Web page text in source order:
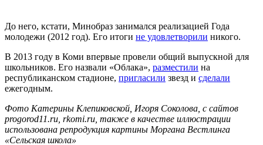
До него, кстати, Минобраз занимался реализацией Года
молодежи (2012 год). Его итоги не удовлетворили никого.
В 2013 году в Коми впервые провели общий выпускной для
школьников. Его назвали «Облака», разместили на
республиканском стадионе, пригласили звезд и сделали
ежегодным.
Фото Катерины Клепиковской, Игоря Соколова, с сайтов
progorod11.ru, rkomi.ru, также в качестве иллюстрации
использована репродукция картины Моргана Вестлинга
«Сельская школа»